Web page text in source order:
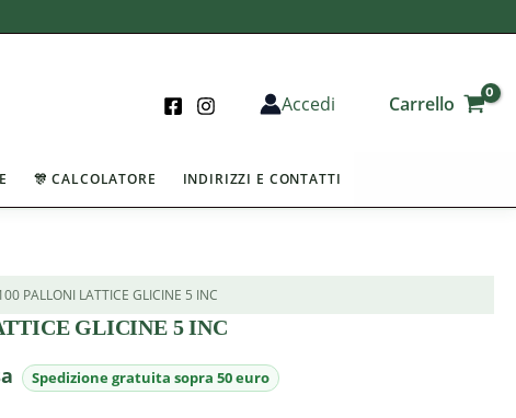
Accedi Carrello
🎊 CALCOLATORE INDIRIZZI E CONTATTI
PALLONI LATTICE GLICINE 5 INC
GLICINE 5 INC